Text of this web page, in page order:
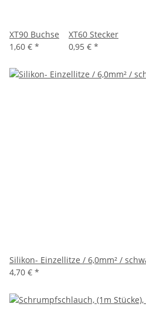
XT90 Buchse
1,60 € *
XT60 Stecker
0,95 € *
Silikon- Einzellitze / 6,0mm² /
4,70 € *